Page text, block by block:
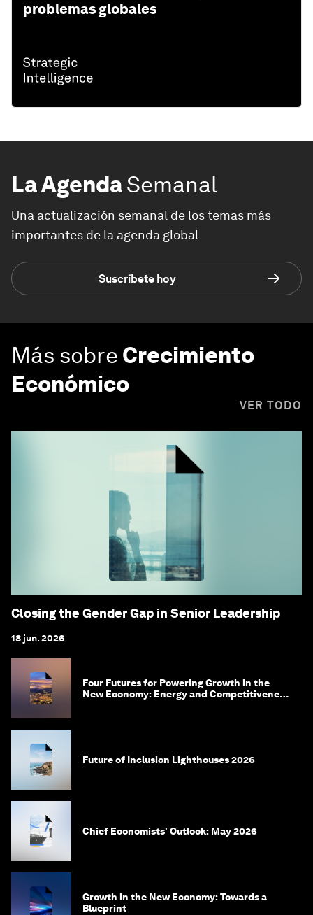
problemas globales
La AgendaSemanal
Una actualización semanal de los temas más
importantes de la agenda global
Suscríbete hoy
Más sobre Crecimiento
Económico
VER TODO
Closing the Gender Gap in Senior Leadership
18 jun. 2026
Four Futures for Powering Growth in the
New Economy: Energy and Competitiveness
Future of Inclusion Lighthouses 2026
Chief Economists' Outlook: May 2026
Growth in the New Economy: Towards a
Blueprint